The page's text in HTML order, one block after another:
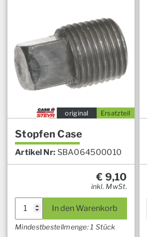
Ersatzteil
original
Stopfen Case
Artikel Nr: SBA064500010
€ 9,10
inkl. MwSt.
In den Warenkorb
Mindestbestellmenge: 1 Stück